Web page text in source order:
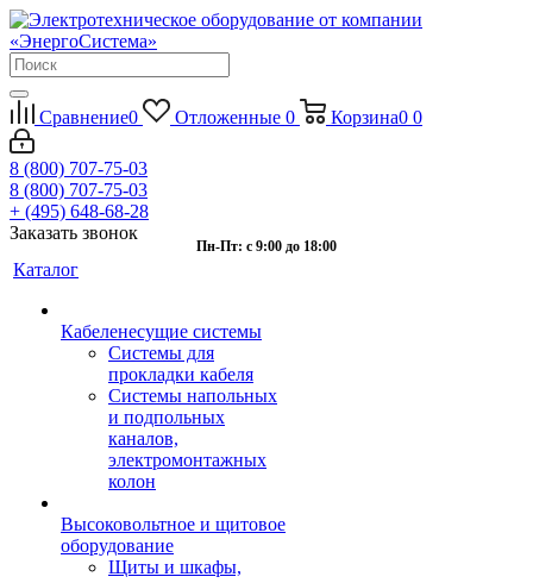
Сравнение0 Отложенные 0 Корзина0 0
8 (800) 707-75-03
8 (800) 707-75-03
+ (495) 648-68-28
Заказать звонок
Пн-Пт: с 9:00 до 18:00
Каталог
Кабеленесущие системы
Системы для
прокладки кабеля
Системы напольных
и подпольных
каналов,
электромонтажных
колон
Высоковольтное и щитовое
оборудование
Щиты и шкафы,